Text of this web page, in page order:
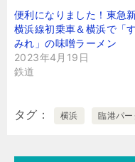
便利になりました！東急
横浜線初乗車＆横浜で「す
みれ」の味噌ラーメン
2023年4月19日
鉄道
タグ 横浜 臨港パー